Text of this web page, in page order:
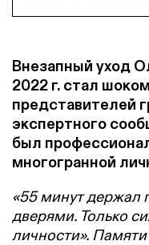
Внезапный уход
2022 г. стал
представителей
экспертного
был
многогранной
«55 минут держал
дверями. Только
личности». Памяти